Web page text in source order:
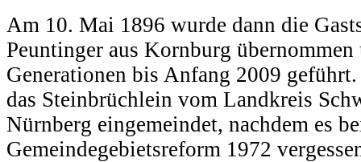
Am 10. Mai 1896 wurde dann die
Peuntinger aus Kornburg übernommen
Generationen bis Anfang 2009
das Steinbrüchlein vom Landkreis
Nürnberg eingemeindet, nachdem es
Gemeindegebietsreform 1972